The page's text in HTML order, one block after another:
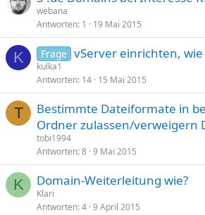
webana
Antworten 1 19 Mai 2015
K Frage vServer einrichten,
kulka1
Antworten 14 15 Mai 2015
T
Bestimmte Dateiformate in
Ordner zulassen/verweigern
tobi1994
Antworten 8 9 Mai 2015
K Domain-Weiterleitung wie?
Klari
Antworten 4 9 April 2015